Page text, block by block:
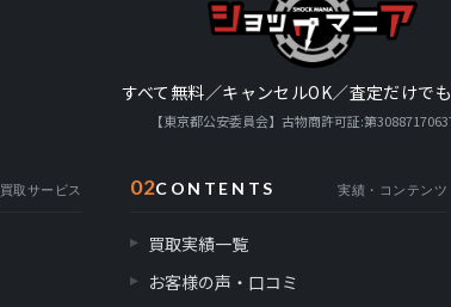
すべて無料／キャンセルOK／査定だけで
【東京都公安委員会】古物商許可証:第
買取サービス 02CONTENTS 実績・コンテンツ
買取実績一覧
お客様の声・口コミ